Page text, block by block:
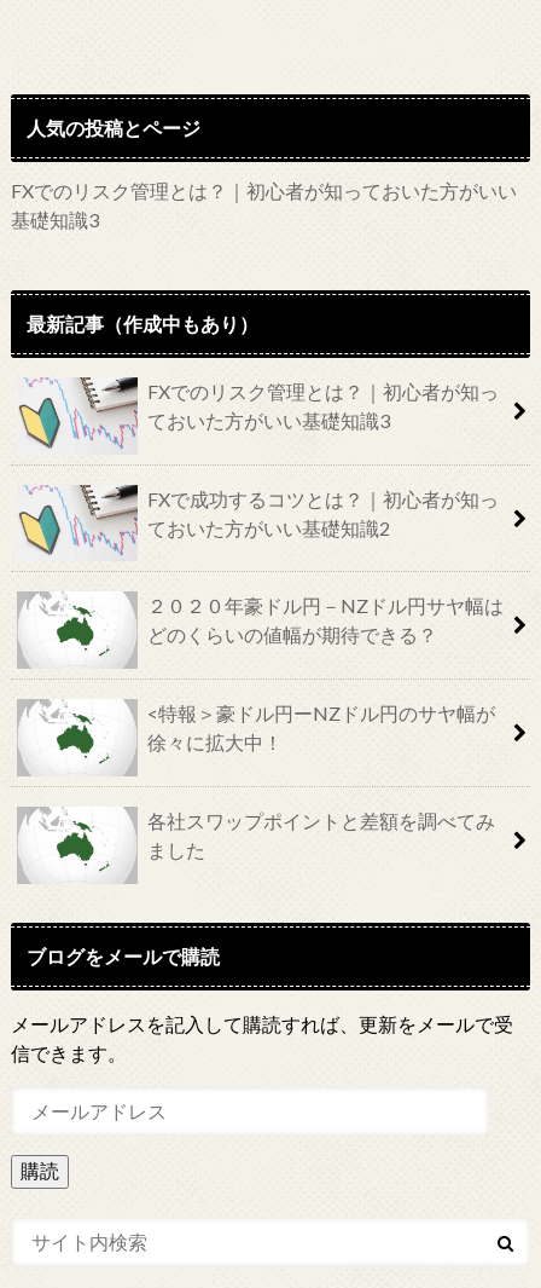
人気の投稿とページ
FXでのリスク管理とは？｜初心者が知っておいた方がいい
基礎知識3
最新記事（作成中もあり）
FXでのリスク管理とは？｜初心者が知っ
ておいた方がいい基礎知識3
FXで成功するコツとは？｜初心者が知っ
ておいた方がいい基礎知識2
２０２０年豪ドル円－NZドル円サヤ幅は
どのくらいの値幅が期待できる？
<特報＞豪ドル円ーNZドル円のサヤ幅が
徐々に拡大中！
各社スワップポイントと差額を調べてみ
ました
ブログをメールで購読
メールアドレスを記入して購読すれば、更新をメールで受
信できます。
ー
ル
ア
ド